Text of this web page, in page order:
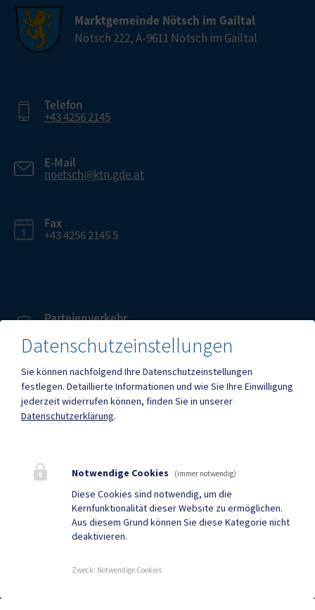
Marktgemeinde Nötsch im Gailtal
Nötsch 222, A-9611 Nötsch im Gailtal
Telefon
+43 4256 2145
E-Mail
noetsch@ktn.gde.at
Fax
+43 4256 2145 5
Parteienverkehr
Amtsstunden
Heute , 08:00 – 12:00 Uhr
Quicklinks
Geko digital Gemeinde-
Gemeindenachrichten
Neuigkeiten
Datenschutzeinstellungen
Sie können nachfolgend Ihre Datenschutzeinstellungen
festlegen. Detaillierte Informationen und wie Sie Ihre Einwilligung
jederzeit widerrufen können, finden Sie in unserer
Datenschutzerklärung.
Notwendige Cookies (immer notwendig)
Diese Cookies sind notwendig, um die
Kernfunktionalität dieser Website zu ermöglichen.
Aus diesem Grund können Sie diese Kategorie nicht
deaktivieren.
Zweck: Notwendige Cookies